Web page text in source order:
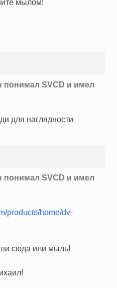
мылом!
понимал SVCD и имел
для наглядности
понимал SVCD и имел
products/home/dv-
сюда или мыль!